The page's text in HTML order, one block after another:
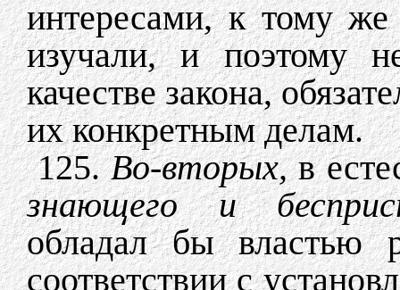
интересами, к тому
изучали, и поэтому
качестве закона,
их конкретным делам.
125.Во-вторых,в
знающего и
обладал бы властью
соответствии с